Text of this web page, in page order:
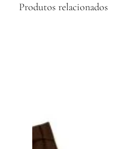
Produtos relacionados